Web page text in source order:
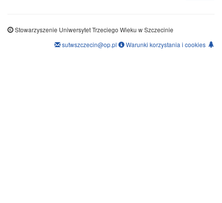
Stowarzyszenie Uniwersytet Trzeciego Wieku w Szczecinie
sutwszczecin@op.pl
Warunki korzystania i cookies